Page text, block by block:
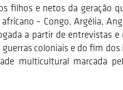
filhos e netos da geração
– Congo, Argélia,
a partir de entrevistas
coloniais e do fim
multicultural marcada